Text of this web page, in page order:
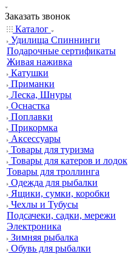
Заказать звонок
Каталог
Удилища Спиннинги
Подарочные сертификаты
Живая наживка
Катушки
Приманки
Леска, Шнуры
Оснастка
Поплавки
Прикормка
Аксессуары
Товары для туризма
Товары для катеров и лодок
Товары для троллинга
Одежда для рыбалки
Ящики, сумки, коробки
Чехлы и Тубусы
Подсачеки, садки, мережи
Электроника
Зимняя рыбалка
Обувь для рыбалки